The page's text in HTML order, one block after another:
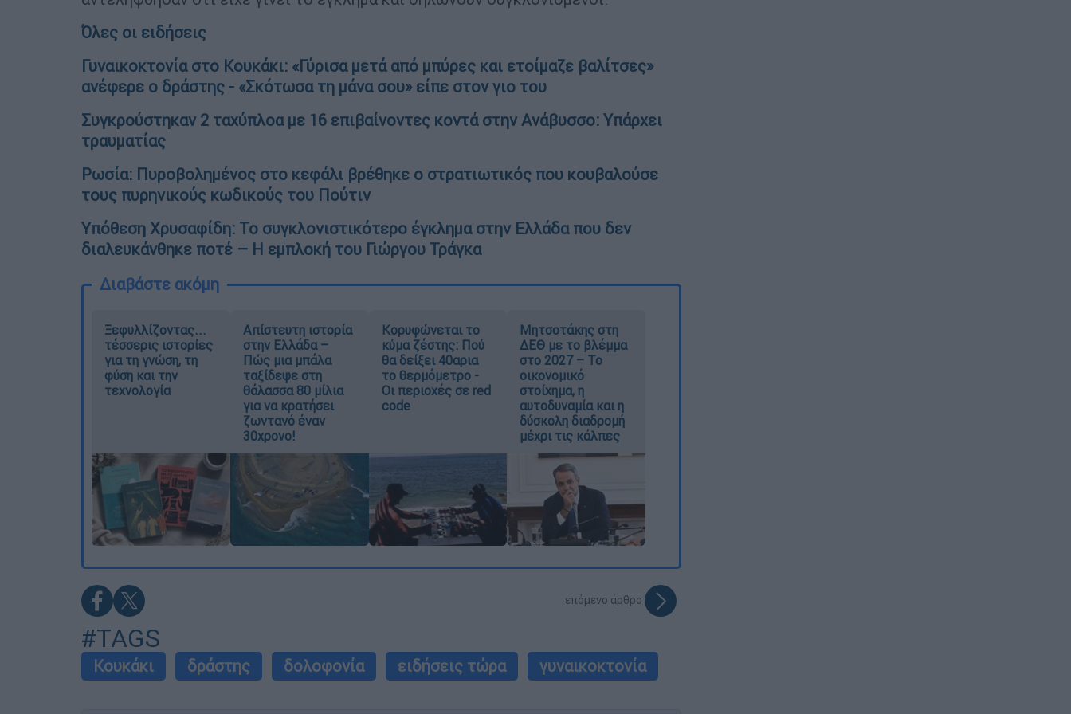
Όλες οι ειδήσεις
Γυναικοκτονία στο Κουκάκι: «Γύρισα μετά από μπύρες και ετοίμαζε βαλίτσες»
ανέφερε ο δράστης - «Σκότωσα τη μάνα σου» είπε στον γιο του
Συγκρούστηκαν 2 ταχύπλοα με 16 επιβαίνοντες κοντά στην Ανάβυσσο: Υπάρχει
τραυματίας
Ρωσία: Πυροβολημένος στο κεφάλι βρέθηκε ο στρατιωτικός που κουβαλούσε
τους πυρηνικούς κωδικούς του Πούτιν
Υπόθεση Χρυσαφίδη: Το συγκλονιστικότερο έγκλημα στην Ελλάδα που δεν
διαλευκάνθηκε ποτέ – Η εμπλοκή του Γιώργου Τράγκα
Διαβάστε ακόμη
Ξεφυλλίζοντας...
τέσσερις ιστορίες
για τη γνώση, τη
φύση και την
τεχνολογία
Απίστευτη ιστορία
στην Ελλάδα –
Πώς μια μπάλα
ταξίδεψε στη
θάλασσα 80 μίλια
για να κρατήσει
ζωντανό έναν
30χρονο!
Κορυφώνεται το
κύμα ζέστης: Πού
θα δείξει 40αρια
το θερμόμετρο -
Οι περιοχές σε red
code
Μητσοτάκης στη
ΔΕΘ με το βλέμμα
στο 2027 – Το
οικονομικό
στοίχημα, η
αυτοδυναμία και η
δύσκολη διαδρομή
μέχρι τις κάλπες
επόμενο άρθρο
#TAGS
Κουκάκι δράστης δολοφονία ειδήσεις τώρα γυναικοκτονία